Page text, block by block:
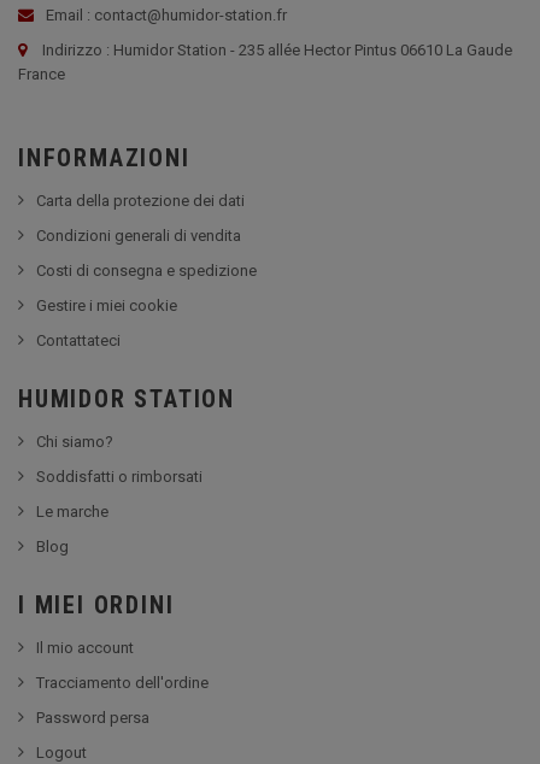
Email : contact@humidor-station.fr
Indirizzo : Humidor Station - 235 allée Hector Pintus 06610 La Gaude
France
INFORMAZIONI
Carta della protezione dei dati
Condizioni generali di vendita
Costi di consegna e spedizione
Gestire i miei cookie
Contattateci
HUMIDOR STATION
Chi siamo?
Soddisfatti o rimborsati
Le marche
Blog
I MIEI ORDINI
Il mio account
Tracciamento dell'ordine
Password persa
Logout